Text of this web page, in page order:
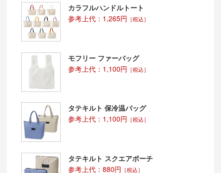
カラフルハンドルトート
参考上代：1,265円 ［税込］
モフリー ファーバッグ
参考上代：1,100円 ［税込］
タテキルト 保冷温バッグ
参考上代：1,100円 ［税込］
タテキルト スクエアポーチ
参考上代：880円 ［税込］